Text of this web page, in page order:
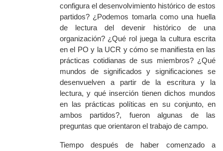
configura el desenvolvimiento histórico de estos
partidos? ¿Podemos tomarla como una huella
de lectura del devenir histórico de una
organización? ¿Qué rol juega la cultura escrita
en el PO y la UCR y cómo se manifiesta en las
prácticas cotidianas de sus miembros? ¿Qué
mundos de significados y significaciones se
desenvuelven a partir de la escritura y la
lectura, y qué inserción tienen dichos mundos
en las prácticas políticas en su conjunto, en
ambos partidos?, fueron algunas de las
preguntas que orientaron el trabajo de campo.
Tiempo después de haber comenzado a